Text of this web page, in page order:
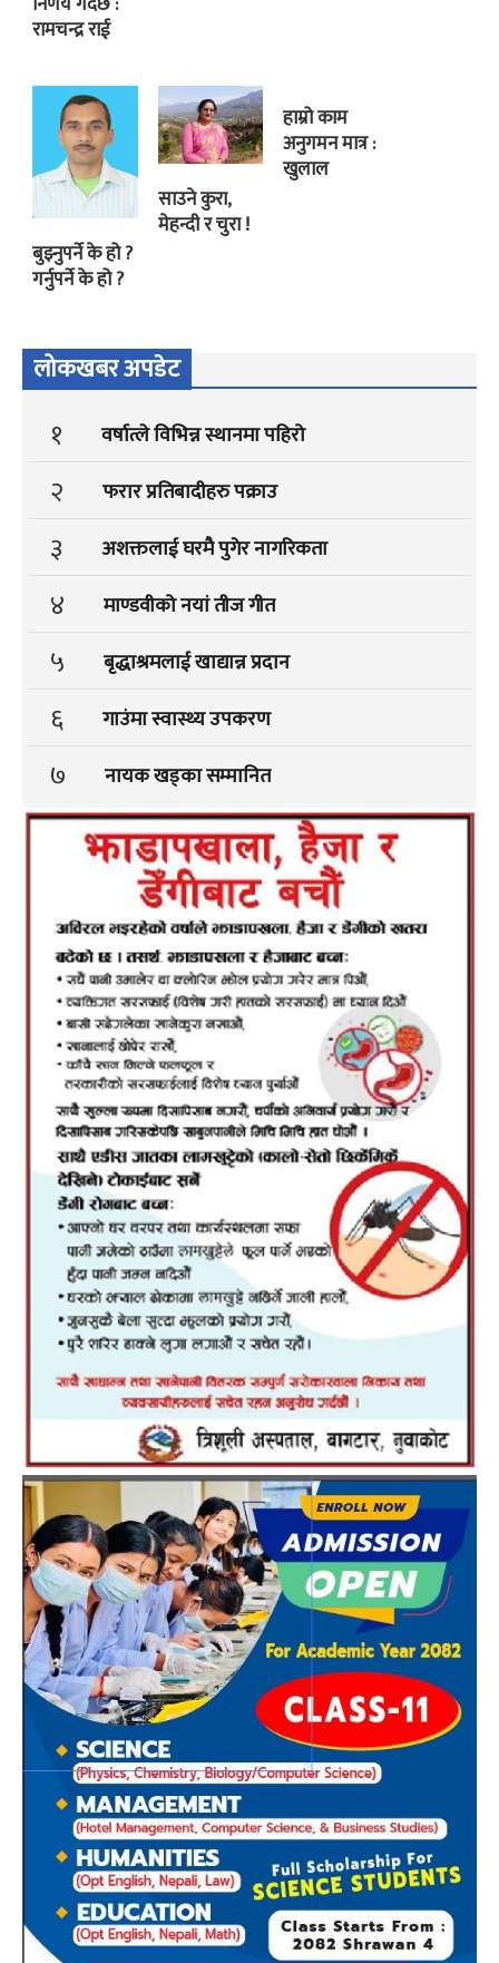
रामचन्द्र राई
बुझ्नुपर्ने के हो ?
गर्नुपर्ने के हो ?
साउने कुरा,
मेहन्दी र चुरा !
हाम्रो काम
अनुगमन मात्र :
खुलाल
लोकखबर अपडेट
१ वर्षात्ले विभिन्न स्थानमा पहिरो
२ फरार प्रतिबादीहरु पक्राउ
३ अशक्तलाई घरमै पुगेर नागरिकता
४ माण्डवीको नयां तीज गीत
५ बृद्धाश्रमलाई खाद्यान्न प्रदान
६ गाउंमा स्वास्थ्य उपकरण
७ नायक खड्का सम्मानित